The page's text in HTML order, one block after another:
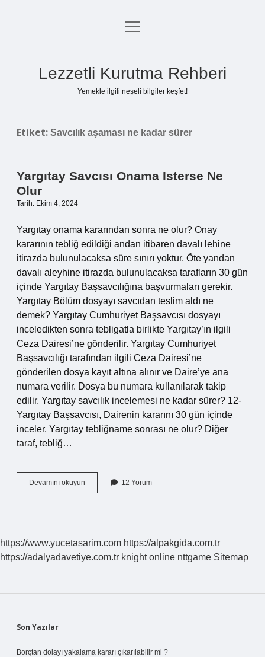
Anasayfa
menüyü
Lezzetli Kurutma Rehberi
Yemekle ilgili neşeli bilgiler keşfet!
Etiket: Savcılık aşaması ne kadar sürer
Yargıtay Savcısı Onama Isterse Ne
Olur
Tarih: Ekim 4, 2024
Yargıtay onama kararından sonra ne olur? Onay
kararının tebliğ edildiği andan itibaren davalı lehine
itirazda bulunulacaksa süre sınırı yoktur. Öte yandan
davalı aleyhine itirazda bulunulacaksa tarafların 30 gün
içinde Yargıtay Başsavcılığına başvurmaları gerekir.
Yargıtay Bölüm dosyayı savcıdan teslim aldı ne
demek? Yargıtay Cumhuriyet Başsavcısı dosyayı
inceledikten sonra tebligatla birlikte Yargıtay’ın ilgili
Ceza Dairesi’ne gönderilir. Yargıtay Cumhuriyet
Başsavcılığı tarafından ilgili Ceza Dairesi’ne
gönderilen dosya kayıt altına alınır ve Daire’ye ana
numara verilir. Dosya bu numara kullanılarak takip
edilir. Yargıtay savcılık incelemesi ne kadar sürer? 12-
Yargıtay Başsavcısı, Dairenin kararını 30 gün içinde
inceler. Yargıtay tebliğname sonrası ne olur? Diğer
taraf, tebliğ…
Devamını okuyun
Savcısı
12 Yorum
https://www.yucetasarim.com https://alpakgida.com.tr
https://adalyadavetiye.com.tr knight online nttgame Sitemap
Sidebar
Son Yazılar
Borçtan dolayı yakalama kararı çıkarılabilir mi ?